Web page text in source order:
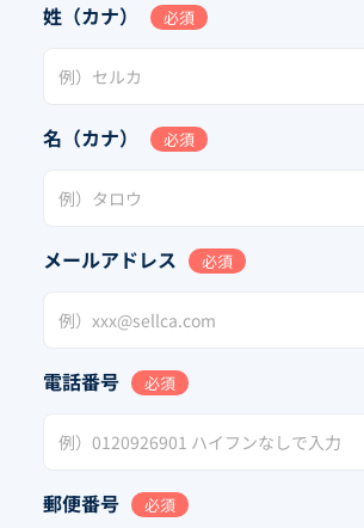
姓（カナ） 必須
名（カナ） 必須
メールアドレス 必須
電話番号 必須
郵便番号 必須